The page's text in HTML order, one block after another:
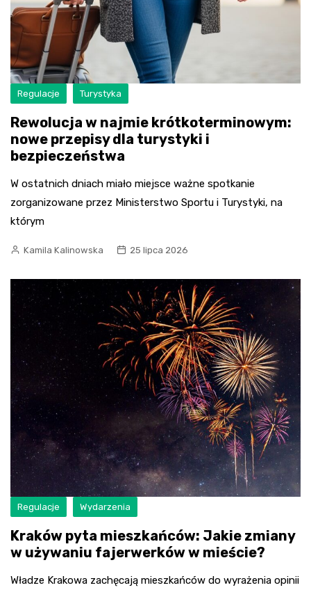
Regulacje Turystyka
Rewolucja w najmie krótkoterminowym:
nowe przepisy dla turystyki i
bezpieczeństwa
W ostatnich dniach miało miejsce ważne spotkanie
zorganizowane przez Ministerstwo Sportu i Turystyki, na
którym
Kamila Kalinowska 25 lipca 2026
Regulacje Wydarzenia
Kraków pyta mieszkańców: Jakie zmiany
w używaniu fajerwerków w mieście?
Władze Krakowa zachęcają mieszkańców do wyrażenia opinii